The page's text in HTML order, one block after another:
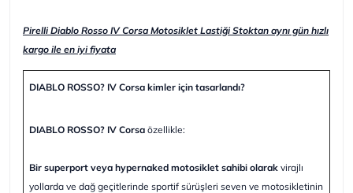
Pirelli Diablo Rosso IV Corsa Motosiklet Lastiği Stoktan aynı gün hızlı
kargo ile en iyi fiyata
DIABLO ROSSO? IV Corsa kimler için tasarlandı?
DIABLO ROSSO? IV Corsa özellikle:
Bir superport veya hypernaked motosiklet sahibi olarak virajlı
yollarda ve dağ geçitlerinde sportif sürüşleri seven ve motosikletinin